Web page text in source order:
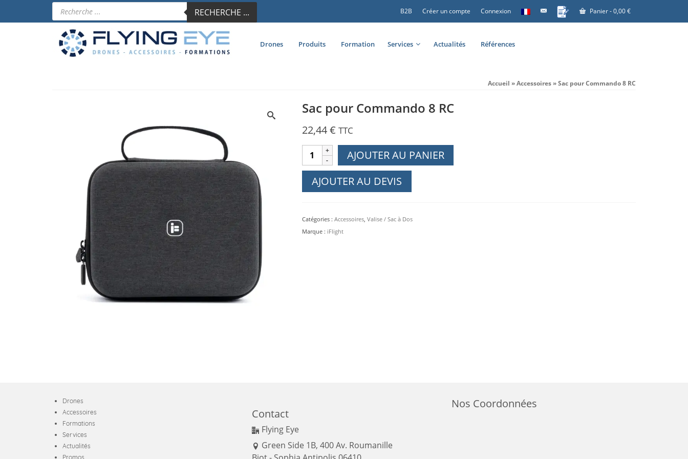
B2B Créer un compte Connexion Panier-0,00€
Recherche
de
produits
RECHERCHE ...
Drones Produits Formation Services Actualités Références
Accueil »Accessoires»Sac pour Commando 8 RC
Sac pour Commando 8 RC
22,44€ TTC
quantité
de
Sac
pour
RC
AJOUTER AU PANIER
AJOUTER AU DEVIS
Catégories : Accessoires, Valise / Sac à Dos
Marque : iFlight
Drones
Accessoires
Formations
Services
Actualités
Promos
Contact
Flying Eye
Green Side 1B, 400 Av. Roumanille
Nos Coordonnées